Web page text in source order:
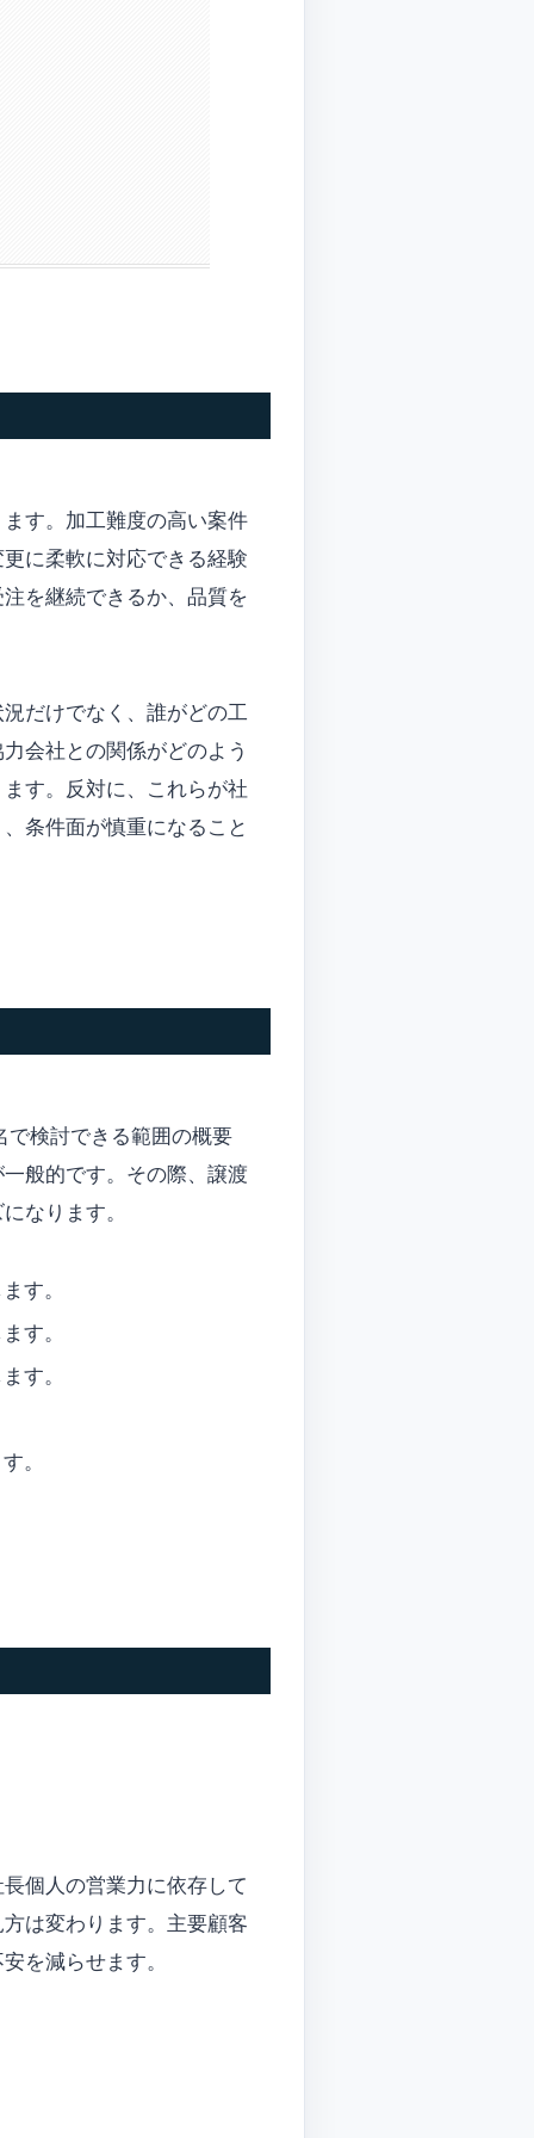
す。加工難度の高い案件
に柔軟に対応できる経験
を継続できるか、品質を
だけでなく、誰がどの工
会社との関係がどのよう
す。反対に、これらが社
条件面が慎重になること
で検討できる範囲の概要
般的です。その際、譲渡
なります。
す。
す。
す。
。
個人の営業力に依存して
は変わります。主要顧客
を減らせます。